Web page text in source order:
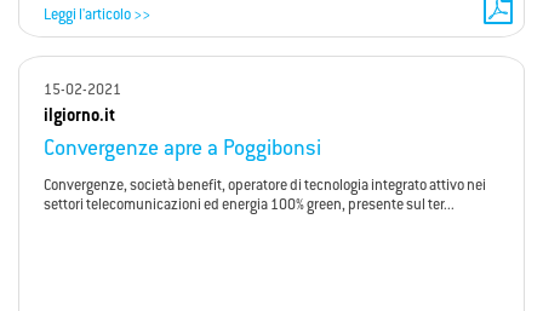
Leggi l'articolo >>
15-02-2021
ilgiorno.it
Convergenze apre a Poggibonsi
Convergenze, società benefit, operatore di tecnologia integrato attivo nei
settori telecomunicazioni ed energia 100% green, presente sul ter...